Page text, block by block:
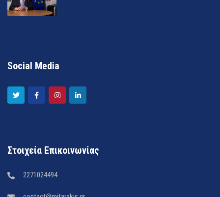
Social Media
Στοιχεία Επικοινωνίας
2271024494